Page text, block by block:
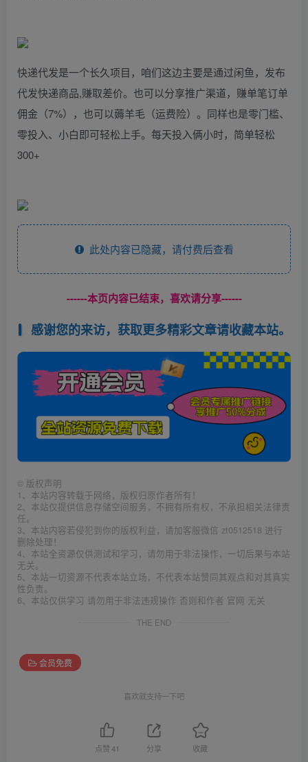
快递代发是一个长久项目，咱们这边主要是通过闲鱼，发布
代发快递商品,赚取差价。也可以分享推广渠道，赚单笔订单
佣金（7%），也可以薅羊毛（运费险）。同样也是零门槛、
零投入、小白即可轻松上手。每天投入俩小时，简单轻松
300+
此处内容已隐藏，请付费后查看
------本页内容已结束，喜欢请分享------
感谢您的来访，获取更多精彩文章请收藏本站。
© 版权声明
1、本站内容转载于网络，版权归原作者所有！
2、本站仅提供信息存储空间服务，不拥有所有权，不承担相关法律责
任。
3、本站内容若侵犯到你的版权利益，请加客服微信 zt0512518 进行
删除处理！
4、本站全资源仅供测试和学习，请勿用于非法操作，一切后果与本站
无关。
5、本站一切资源不代表本站立场，不代表本站赞同其观点和对其真实
性负责。
6、本站仅供学习 请勿用于非法违规操作 否则和作者 官网 无关
THE END
会员免费
喜欢就支持一下吧
点赞41 分享 收藏